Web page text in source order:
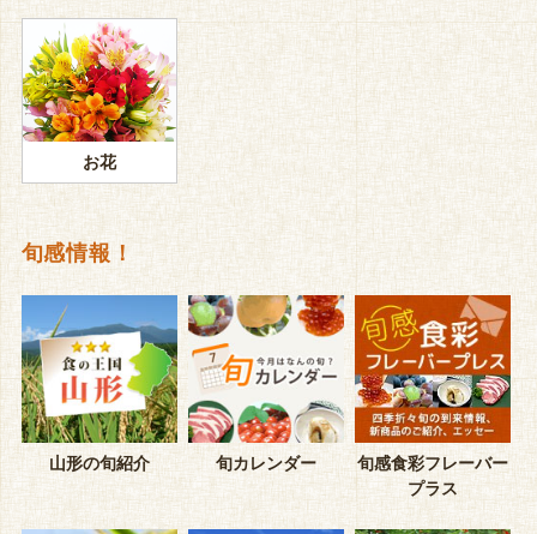
お花
旬感情報！
山形の旬紹介 旬カレンダー
旬感食彩フレーバー
プラス